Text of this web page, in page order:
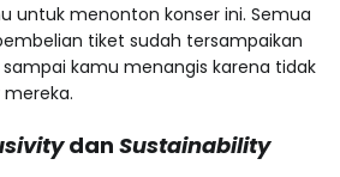
untuk menonton konser ini. Semua
tiket sudah tersampaikan
kamu menangis karena tidak
dan Sustainability